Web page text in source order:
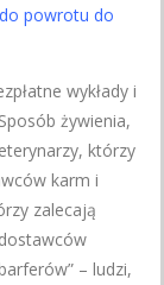
powrotu do
wykłady i
żywienia,
którzy
karm i
zalecają
– ludzi,